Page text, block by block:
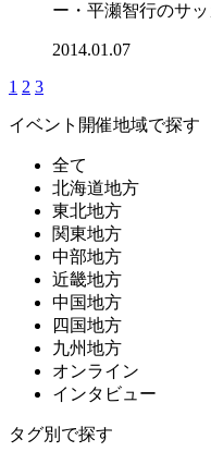
ー・平瀬智行のサ
2014.01.07
1 2 3
イベント開催地域で探す
全て
北海道地方
東北地方
関東地方
中部地方
近畿地方
中国地方
四国地方
九州地方
オンライン
インタビュー
タグ別で探す